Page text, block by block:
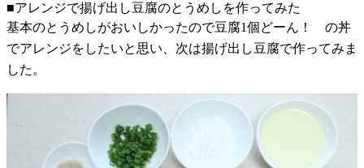
■アレンジで揚げ出し豆腐のとうめしを作ってみた
基本のとうめしがおいしかったので豆腐1個どーん！ の丼
でアレンジをしたいと思い、次は揚げ出し豆腐で作ってみま
した。